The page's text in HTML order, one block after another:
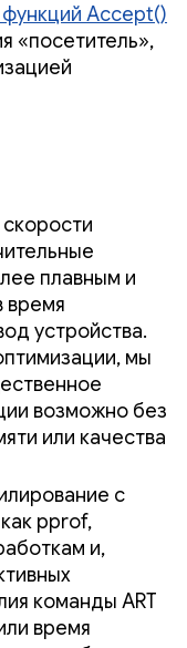
функций Accept()
«посетитель»,
плавным и
время
устройства.
мы
возможно без
или качества
с
pprof,
и,
команды ART
время